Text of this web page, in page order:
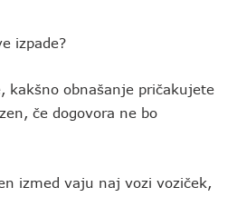
izpade?
kakšno obnašanje pričakujete
če dogovora ne bo
izmed vaju naj vozi voziček,